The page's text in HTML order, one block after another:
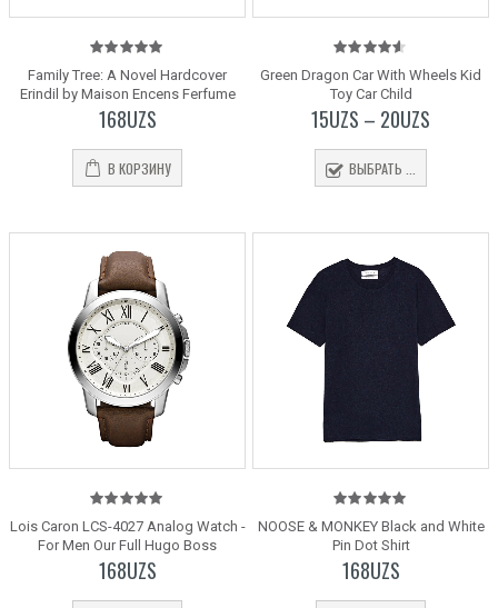
5.00out
of 5
Family Tree: A Novel Hardcover
Erindil by Maison Encens Ferfume
168UZS
В КОРЗИНУ
4.50
out
of 5
Green Dragon Car With Wheels Kid
Toy Car Child
15UZS – 20UZS
ВЫБРАТЬ ...
5.00out
of 5
Lois Caron LCS-4027 Analog Watch -
For Men Our Full Hugo Boss
168UZS
5.00out
of 5
NOOSE & MONKEY Black and White
Pin Dot Shirt
168UZS